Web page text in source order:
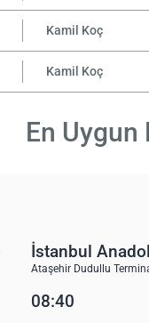
Kamil Koç
Kamil Koç
En
İstanbul
Ataşehir Dudullu
08:40